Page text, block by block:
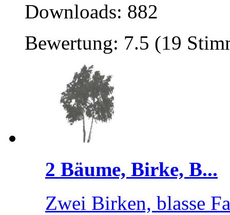
Downloads: 882
Bewertung: 7.5 (19
2 Bäume, Birke, B...
Zwei Birken, blasse